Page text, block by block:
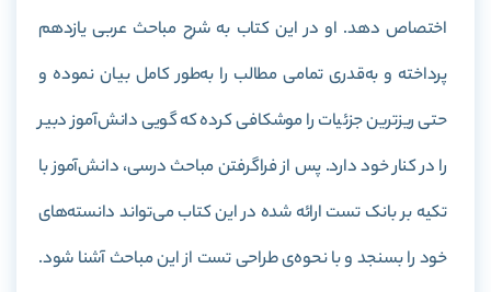
اختصاص دهد. او در این کتاب به شرح مباحث عربی یازدهم
پرداخته و به‌قدری تمامی مطالب را به‌طور کامل بیان نموده و
حتی ریز‌ترین جزئیات را موشکافی کرده که گویی دانش‌آموز دبیر
را در کنار خود دارد. پس از فراگرفتن مباحث درسی، دانش‌آموز با
تکیه بر بانک تست ارائه شده در این کتاب می‌تواند دانسته‌های
خود را بسنجد و با نحوه‌ی طراحی تست از این مباحث آشنا شود.